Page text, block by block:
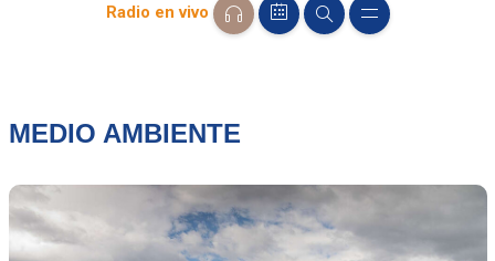
Radio en vivo
MEDIO AMBIENTE